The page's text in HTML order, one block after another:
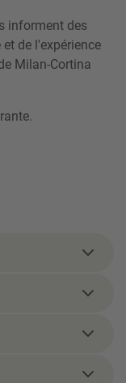
informent des
de l'expérience
Milan-Cortina